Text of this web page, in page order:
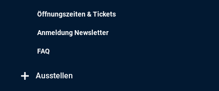
Öffnungszeiten & Tickets
Anmeldung Newsletter
FAQ
Ausstellen